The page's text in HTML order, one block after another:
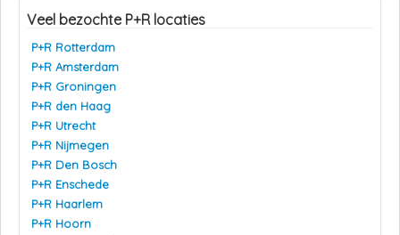
Veel bezochte P+R locaties
P+R Rotterdam
P+R Amsterdam
P+R Groningen
P+R den Haag
P+R Utrecht
P+R Nijmegen
P+R Den Bosch
P+R Enschede
P+R Haarlem
P+R Hoorn